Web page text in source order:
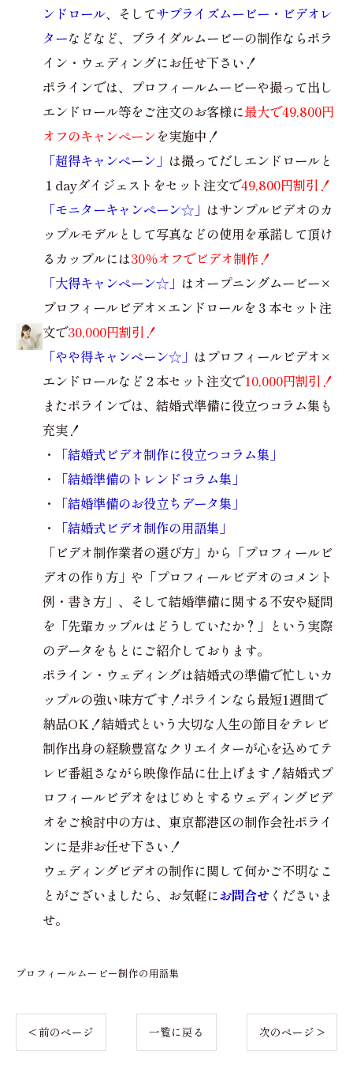
ンドロール、そしてサプライズムービー・ビデオレ
ターなどなど、ブライダルムービーの制作ならポラ
イン・ウェディングにお任せ下さい！
ポラインでは、プロフィールムービーや撮って出し
エンドロール等をご注文のお客様に最大で49,800円
オフのキャンペーンを実施中！
「超得キャンペーン」 は撮ってだしエンドロールと
１dayダイジェストをセット注文で49,800円割引！
「モニターキャンペーン☆」 はサンプルビデオのカ
ップルモデルとして写真などの使用を承諾して頂け
るカップルには30％オフでビデオ制作！
「大得キャンペーン☆」 はオープニングムービー×
プロフィールビデオ×エンドロールを３本セット注
文で30,000円割引！
「やや得キャンペーン☆」 はプロフィールビデオ×
エンドロールなど２本セット注文で10,000円割引！
またポラインでは、結婚式準備に役立つコラム集も
充実！
・
「結婚式ビデオ制作に役立つコラム集」
・
「結婚準備のトレンドコラム集」
・
「結婚準備のお役立ちデータ集」
・
「結婚式ビデオ制作の用語集」
「ビデオ制作業者の選び方」から「プロフィールビ
デオの作り方」や「プロフィールビデオのコメント
例・書き方」、そして結婚準備に関する不安や疑問
を「先輩カップルはどうしていたか？」という実際
のデータをもとにご紹介しております。
ポライン・ウェディングは結婚式の準備で忙しいカ
ップルの強い味方です！ポラインなら最短1週間で
納品OK！結婚式という大切な人生の節目をテレビ
制作出身の経験豊富なクリエイターが心を込めてテ
レビ番組さながら映像作品に仕上げます！結婚式プ
ロフィールビデオをはじめとするウェディングビデ
オをご検討中の方は、東京都港区の制作会社ポライ
ンに是非お任せ下さい！
ウェディングビデオの制作に関して何かご不明なこ
とがございましたら、お気軽にお問合せ くださいま
せ。
プロフィールムービー制作の用語集
< 前のページ 一覧に戻る 次のページ >